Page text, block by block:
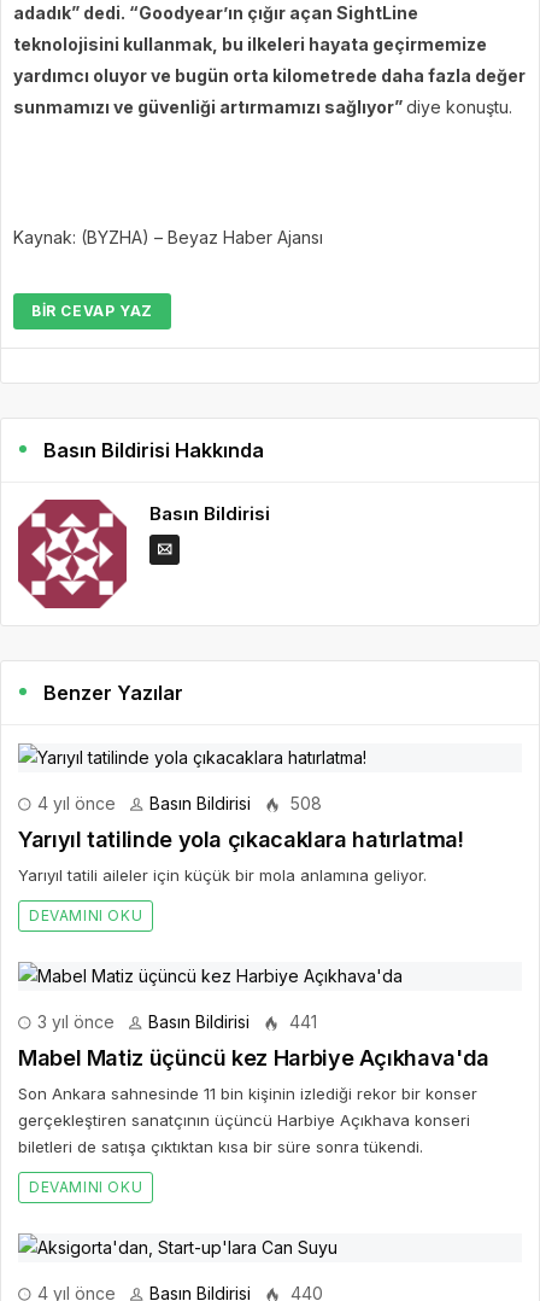
adadık” dedi. “Goodyear’ın çığır açan SightLine
teknolojisini kullanmak, bu ilkeleri hayata geçirmemize
yardımcı oluyor ve bugün orta kilometrede daha fazla değer
sunmamızı ve güvenliği artırmamızı sağlıyor”diye konuştu.
Kaynak: (BYZHA) – Beyaz Haber Ajansı
BIR CEVAP YAZ
Basın Bildirisi Hakkında
Basın Bildirisi
Benzer Yazılar
4 yıl önce Basın Bildirisi 508
Yarıyıl tatilinde yola çıkacaklara hatırlatma!
Yarıyıl tatili aileler için küçük bir mola anlamına geliyor.
DEVAMINI OKU
3 yıl önce Basın Bildirisi 441
Mabel Matiz üçüncü kez Harbiye Açıkhava'da
Son Ankara sahnesinde 11 bin kişinin izlediği rekor bir konser
gerçekleştiren sanatçının üçüncü Harbiye Açıkhava konseri
biletleri de satışa çıktıktan kısa bir süre sonra tükendi.
DEVAMINI OKU
4 yıl önce Basın Bildirisi 440